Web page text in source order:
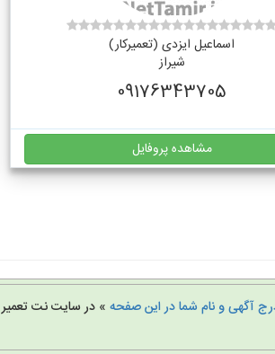
اسماعیل ایزدی (تعمیرکار)
شیراز
09176343705
مشاهده پروفایل
آگهی و نام شما در این صفحه » در سایت نت تعمیر